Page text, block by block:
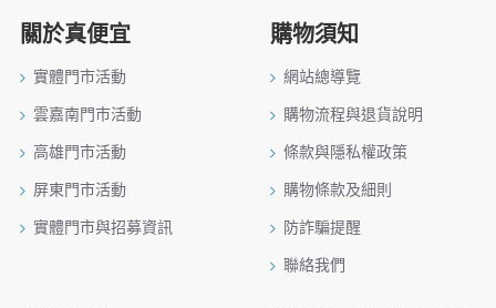
關於真便宜
實體門市活動
雲嘉南門市活動
高雄門市活動
屏東門市活動
實體門市與招募資訊
購物須知
網站總導覽
購物流程與退貨說明
條款與隱私權政策
購物條款及細則
防詐騙提醒
聯絡我們